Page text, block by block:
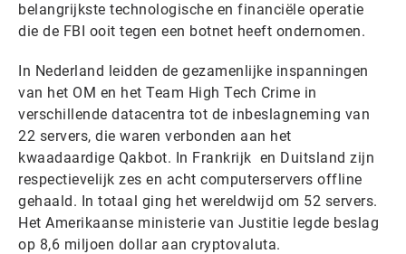
belangrijkste technologische en financiële operatie
die de FBI ooit tegen een botnet heeft ondernomen.
In Nederland leidden de gezamenlijke inspanningen
van het OM en het Team High Tech Crime in
verschillende datacentra tot de inbeslagneming van
22 servers, die waren verbonden aan het
kwaadaardige Qakbot. In Frankrijk en Duitsland zijn
respectievelijk zes en acht computerservers offline
gehaald. In totaal ging het wereldwijd om 52 servers.
Het Amerikaanse ministerie van Justitie legde beslag
op 8,6 miljoen dollar aan cryptovaluta.